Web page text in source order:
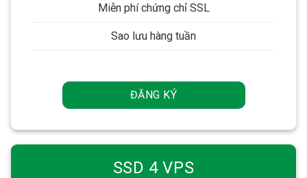
Miễn phí chứng chỉ SSL
Sao lưu hàng tuần
ĐĂNG KÝ
SSD 4 VPS